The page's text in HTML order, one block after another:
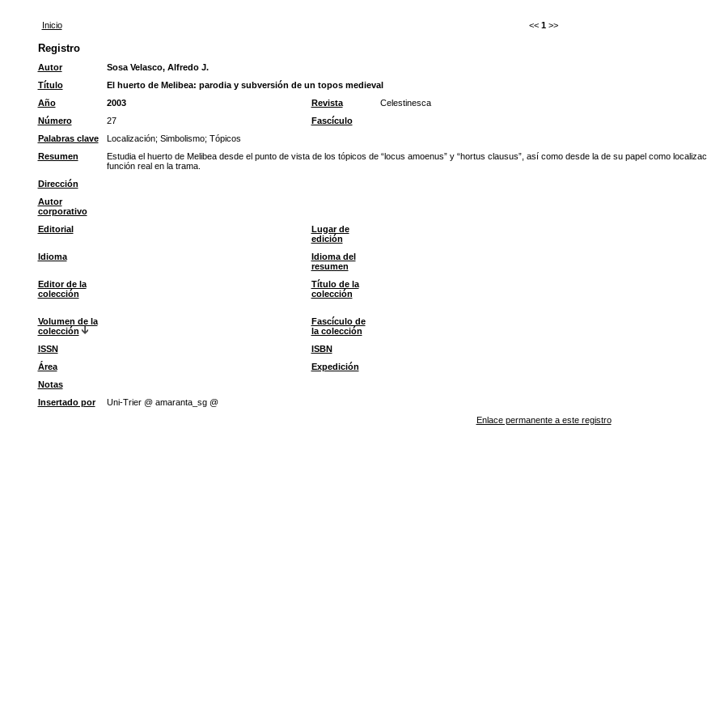
Inicio << 1 >>
Registro
Autor
Sosa Velasco, Alfredo J.
Título
El huerto de Melibea: parodia y subversión de un topos medieval
Año
2003 Revista Celestinesca
Número
27 Fascículo
Palabras clave
Localización; Simbolismo; Tópicos
Resumen
Estudia el huerto de Melibea desde el punto de vista de los tópicos de “locus amoenus” y “hortus clausus”, así como desde la de su papel como
función real en la trama.
Dirección
Autor
corporativo
Editorial
Lugar de
edición
Idioma
Idioma del
resumen
Editor de la
colección
Título de la
colección
Volumen de la
colección
Fascículo de
la colección
ISSN ISBN
Área
Expedición
Notas
Insertado por
Uni-Trier @ amaranta_sg @
Enlace permanente a este registro